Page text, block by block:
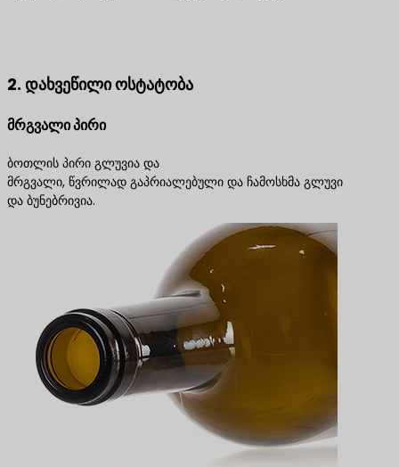
2. დახვეწილი ოსტატობა
მრგვალი პირი
ბოთლის პირი გლუვია და
მრგვალი, წვრილად გაპრიალებული და ჩამოსხმა გლუვი
და ბუნებრივია.